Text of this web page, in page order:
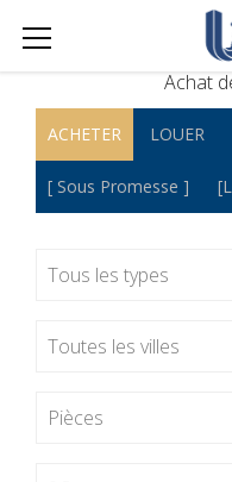
Achat
ACHETER LOUER
[ Sous Promesse ]